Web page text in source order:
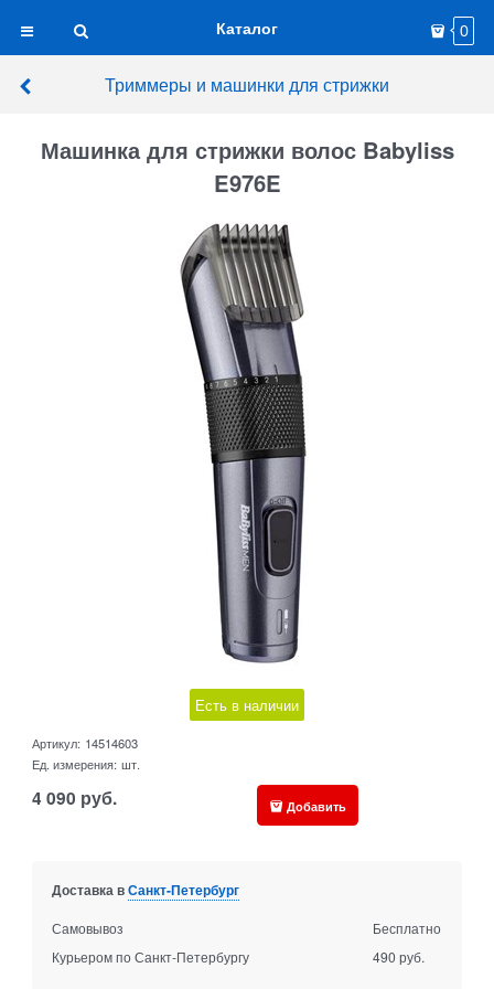
Каталог 0
Триммеры и машинки для стрижки
Машинка для стрижки волос Babyliss
E976E
Есть в наличии
Артикул: 14514603
Ед. измерения: шт.
4 090 руб. Добавить
Доставка вСанкт-Петербург
Самовывоз
Бесплатно
Курьером по Санкт-Петербургу
490 руб.